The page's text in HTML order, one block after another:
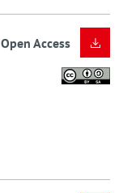
Open Access